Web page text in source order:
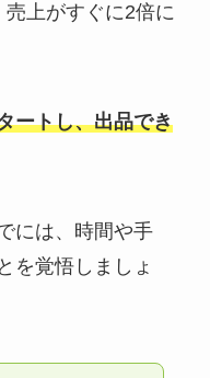
上がすぐに2倍に
ートし、出品でき
には、時間や手
を覚悟しましょ